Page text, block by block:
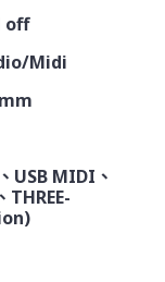
off
Midi
USB MIDI、
THREE-